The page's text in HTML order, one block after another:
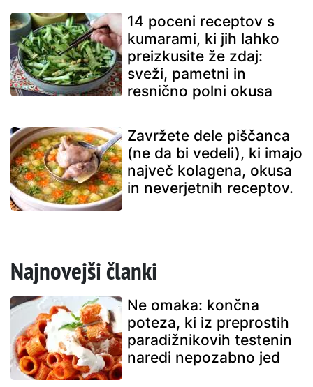
14 poceni receptov s
kumarami, ki jih lahko
preizkusite že zdaj:
sveži, pametni in
resnično polni okusa
Zavržete dele piščanca
(ne da bi vedeli), ki imajo
največ kolagena, okusa
in neverjetnih receptov.
Najnovejši članki
Ne omaka: končna
poteza, ki iz preprostih
paradižnikovih testenin
naredi nepozabno jed